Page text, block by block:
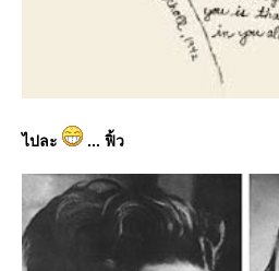
ไปละ ... ฟิ้ว